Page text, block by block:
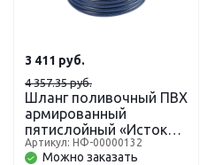
Шланг поливочный ПВХ
армированный
пятислойный «Исток»,
1/2 дюйма, 50 м
Можно заказать
Артикул: НФ-00000132
3 411 руб.
4 357.35 руб.